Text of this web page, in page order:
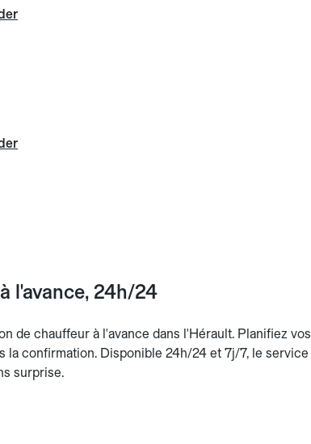
l'avance, 24h/24
de chauffeur à l'avance dans l'Hérault. Planifiez vos
la confirmation. Disponible 24h/24 et 7j/7, le service
surprise.